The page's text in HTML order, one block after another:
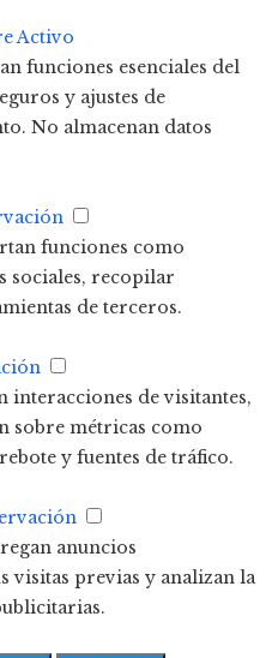
Activo
funciones esenciales del
y ajustes de
No almacenan datos
funciones como
sociales, recopilar
de terceros.
interacciones de visitantes,
métricas como
y fuentes de tráfico.
anuncios
visitas previas y analizan la